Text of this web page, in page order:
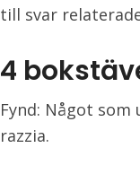
till svar
4
Fynd: Något
razzia.